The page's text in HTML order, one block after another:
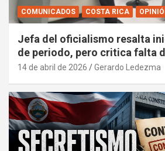
COMUNICADOS COSTA RICA
Jefa del oficialismo resalta
de periodo, pero critica falta
14 de abril de 2026 Gerardo Ledezma